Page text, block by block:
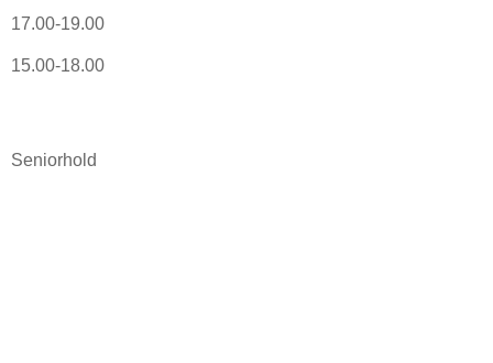
17.00-19.00
15.00-18.00
Seniorhold